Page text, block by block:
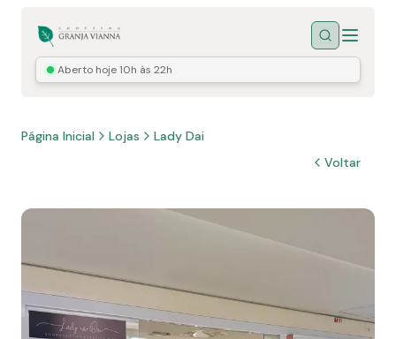
BuscarMenu
Aberto hoje10h às 22h
Página Inicial Lojas
Lady Dai
Voltar